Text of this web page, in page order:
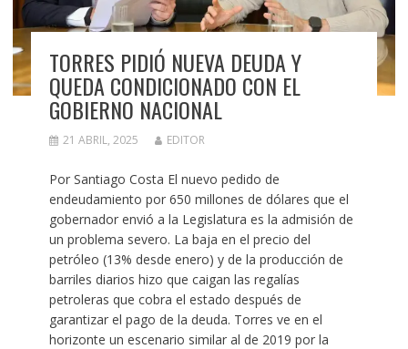
TORRES PIDIÓ NUEVA DEUDA Y
QUEDA CONDICIONADO CON EL
GOBIERNO NACIONAL
21 ABRIL, 2025 EDITOR
Por Santiago Costa El nuevo pedido de
endeudamiento por 650 millones de dólares que el
gobernador envió a la Legislatura es la admisión de
un problema severo. La baja en el precio del
petróleo (13% desde enero) y de la producción de
barriles diarios hizo que caigan las regalías
petroleras que cobra el estado después de
garantizar el pago de la deuda. Torres ve en el
horizonte un escenario similar al de 2019 por la